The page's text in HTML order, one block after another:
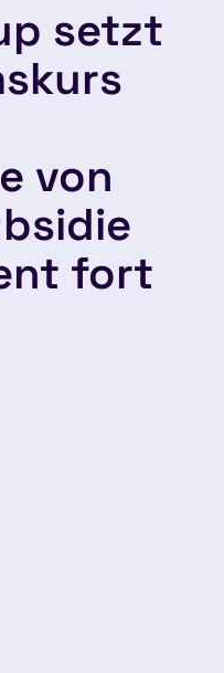
setzt
von
fort